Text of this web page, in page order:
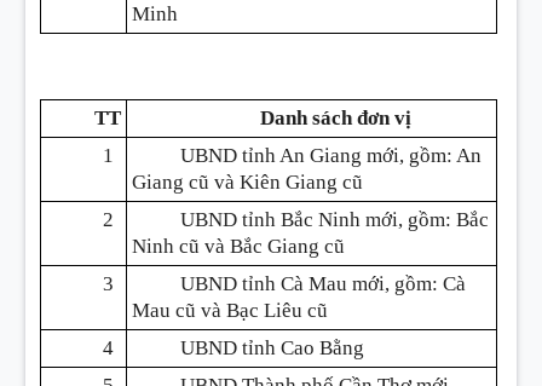
Minh
TT
Danh sách đơn vị
1
UBND tỉnh An Giang mới, gồm: An
Giang cũ và Kiên Giang cũ
2
UBND tỉnh Bắc Ninh mới, gồm: Bắc
Ninh cũ và Bắc Giang cũ
3
UBND tỉnh Cà Mau mới, gồm: Cà
Mau cũ và Bạc Liêu cũ
4
UBND tỉnh Cao Bằng